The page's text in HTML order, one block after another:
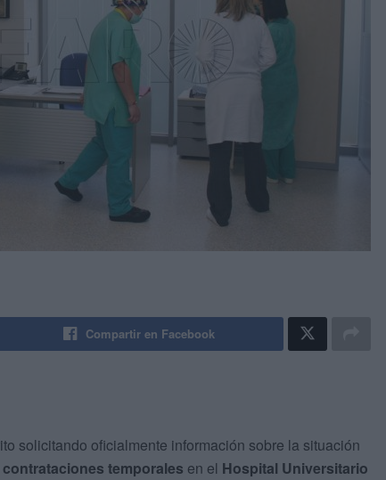
Compartir en Facebook
solicitando oficialmente información sobre la situación
contrataciones temporales en el Hospital Universitario